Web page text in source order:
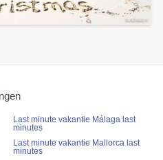
Last minute vakantie Málaga last
minutes
Last minute vakantie Mallorca last
minutes